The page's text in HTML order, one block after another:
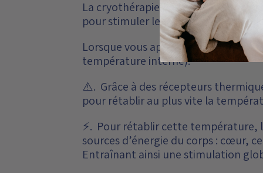
La cryothérapie périnéale est une
pour stimuler le fonctionnement du
Lorsque vous appliquez du froid au
température interne).
⚠️. Grâce à des récepteurs
pour rétablir au plus vite la
⚡. Pour rétablir cette température,
sources d’énergie du corps : cœur,
Entraînant ainsi une stimulation